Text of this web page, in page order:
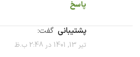
پاسخ
پشتیبانی گفت:
تیر 13, 1401 در 2:48 ب.ظ